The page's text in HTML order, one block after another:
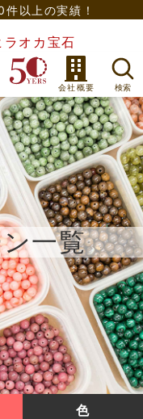
以上の実績！
ラオカ宝石
一覧
色